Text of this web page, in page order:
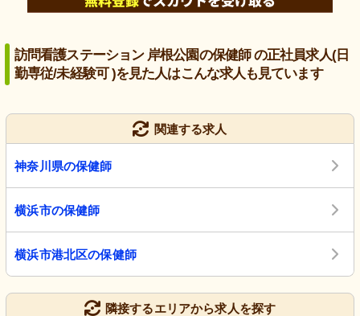
訪問看護ステーション 岸根公園の保健師 の正社員求人(日
勤専従/未経験可 )を見た人はこんな求人も見ています
関連する求人
神奈川県の保健師
横浜市の保健師
横浜市港北区の保健師
隣接するエリアから求人を探す